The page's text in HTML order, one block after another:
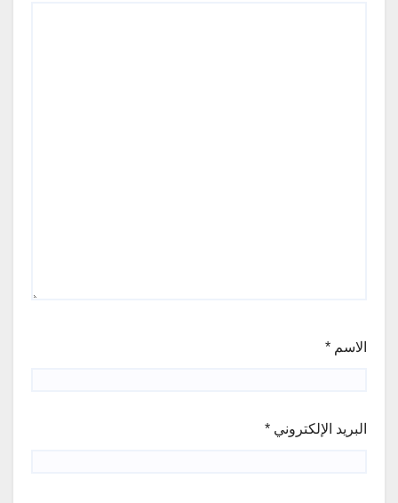
الاسم *
البريد الإلكتروني *